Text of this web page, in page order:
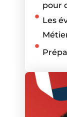
pour
Les